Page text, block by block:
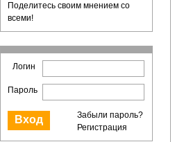
Поделитесь своим мнением со
всеми!
Логин
Пароль
Забыли пароль?
Регистрация